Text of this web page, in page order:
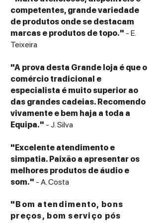
otimizados para reprodução digital
portátil.
Uma das funcionalidades mais
interessantes é o
auscultadores e colunas wireless como
receber música diretamente de
smartphones ou tablets. Esta flexibilidade
transforma o EC Play não apenas num
leitor de CD portátil, mas também num
equipamento versátil para diferentes
Dimensões e peso
Tipo: Leitor de CD portátil
Construção: Design compacto portátil
integrada
competentes, grande variedade
de produtos onde se destacam
marcas e produtos de topo." - E.
Teixeira
"A prova desta Grande loja é que o
comércio tradicional e
especialista é muito superior ao
das grandes cadeias. Recomendo
vivamente e bem haja a toda a
Equipa." - J. Silva
"Excelente atendimento e
simpatia. Paixão a apresentar os
melhores produtos de áudio e
som." - A. Costa
"Bom atendimento, bons
preços, bom serviço pós